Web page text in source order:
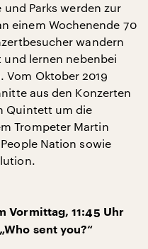
und Parks werden zur
einem Wochenende 70
wandern
lernen nebenbei
Vom Oktober 2019
aus den Konzerten
Quintett um die
Trompeter Martin
Nation sowie
Vormittag, 11:45 Uhr
sent you?“